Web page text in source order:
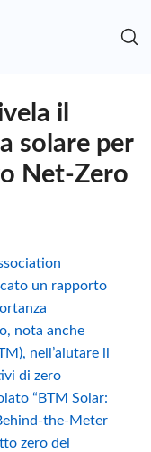
il
solare per
Net-Zero
un rapporto
nota anche
nell’aiutare il
di zero
“BTM Solar:
the-Meter
zero del